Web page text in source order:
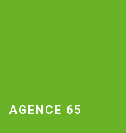
AGENCE 65